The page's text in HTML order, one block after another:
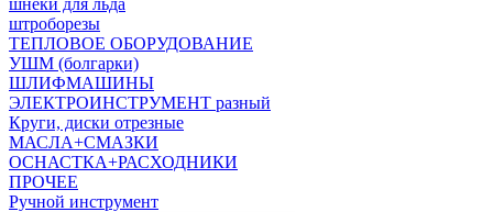
шнеки для льда
штроборезы
ТЕПЛОВОЕ ОБОРУДОВАНИЕ
УШМ (болгарки)
ШЛИФМАШИНЫ
ЭЛЕКТРОИНСТРУМЕНТ разный
Круги, диски отрезные
МАСЛА+СМАЗКИ
ОСНАСТКА+РАСХОДНИКИ
ПРОЧЕЕ
Ручной инструмент